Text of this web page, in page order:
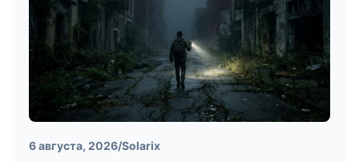
6 августа, 2026/Solarix